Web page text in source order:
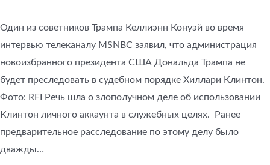
Один из советников Трампа Келлиэнн Конуэй во время
интервью телеканалу MSNBC заявил, что администрация
новоизбранного президента США Дональда Трампа не
будет преследовать в судебном порядке Хиллари Клинтон.
Фото: RFI Речь шла о злополучном деле об использовании
Клинтон личного аккаунта в служебных целях. Ранее
предварительное расследование по этому делу было
дважды…